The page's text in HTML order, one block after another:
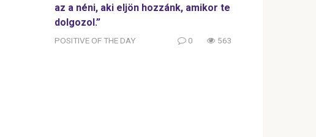
az a néni, aki eljön hozzánk, amikor te
dolgozol.”
POSITIVE OF THE DAY 0 563